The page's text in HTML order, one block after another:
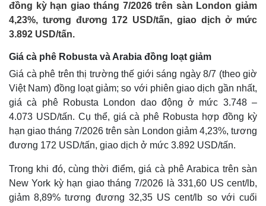
đồng kỳ hạn giao tháng 7/2026 trên sàn London giảm
4,23%, tương đương 172 USD/tấn, giao dịch ở mức
3.892 USD/tấn.
Giá cà phê Robusta và Arabia đồng loạt giảm
Giá cà phê trên thị trường thế giới sáng ngày 8/7 (theo giờ
Việt Nam) đồng loạt giảm; so với phiên giao dịch gần nhất,
giá cà phê Robusta London dao động ở mức 3.748 –
4.073 USD/tấn. Cụ thể, giá cà phê Robusta hợp đồng kỳ
hạn giao tháng 7/2026 trên sàn London giảm 4,23%, tương
đương 172 USD/tấn, giao dịch ở mức 3.892 USD/tấn.
Trong khi đó, cùng thời điểm, giá cà phê Arabica trên sàn
New York kỳ hạn giao tháng 7/2026 là 331,60 US cent/lb,
giảm 8,89% tương đương 32,35 US cent/lb so với cuối